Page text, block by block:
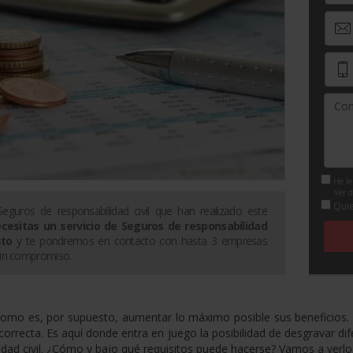
de responsabilidad civil que han realizado este
un servicio de Seguros de responsabilidad
y te pondremos en contacto con hasta 3 empresas
compromiso.
He
Ver
es, por supuesto, aumentar lo máximo posible sus
Es aquí donde entra en juego la posibilidad de desgravar
civil. ¿Cómo y bajo qué requisitos puede hacerse? Vamos a